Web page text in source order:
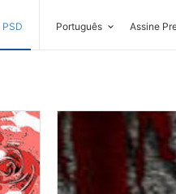
PSD Português Assine